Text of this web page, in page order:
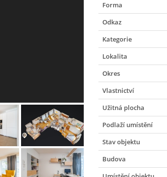
Forma
Odkaz
Kategorie
Lokalita
Okres
Vlastnictví
Užitná plocha
Podlaží umístění
Stav objektu
Budova